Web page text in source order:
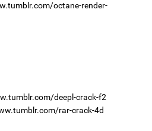
octane-render-
deepl-crack-f2
rar-crack-4d